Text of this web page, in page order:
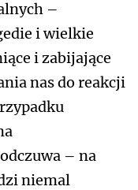
–
i wielkie
i zabijające
nas do reakcji
– na
niemal